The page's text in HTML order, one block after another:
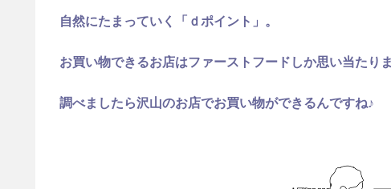
自然にたまっていく「ｄポイント」。
お買い物できるお店はファーストフードしか思い当たり
調べましたら沢山のお店でお買い物ができるんですね♪